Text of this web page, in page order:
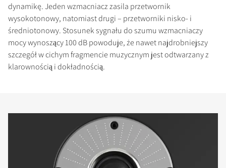
dynamikę. Jeden wzmacniacz zasila przetwornik
wysokotonowy, natomiast drugi – przetworniki nisko- i
średniotonowy. Stosunek sygnału do szumu wzmacniaczy
mocy wynoszący 100 dB powoduje, że nawet najdrobniejszy
szczegół w cichym fragmencie muzycznym jest odtwarzany z
klarownością i dokładnością.